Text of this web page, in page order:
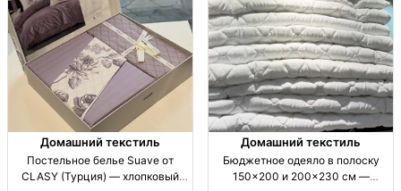
Домашний текстиль
Постельное белье Suave от
CLASY (Турция) — хлопковый
Домашний текстиль
Бюджетное одеяло в полоску
150×200 и 200×230 см —